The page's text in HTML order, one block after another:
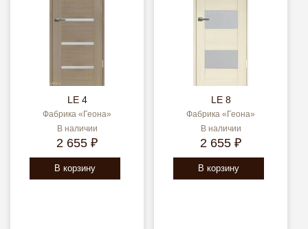
LE 4
Фабрика «Геона»
В наличии
2 655 ₽
В корзину
LE 8
Фабрика «Геона»
В наличии
2 655 ₽
В корзину